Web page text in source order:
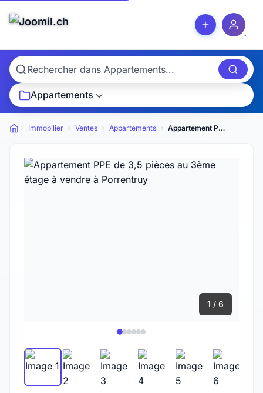
Appartements
Petites annonces
Immobilier Ventes Appartements Appartement PPE de 3,5 pièces au 3ème étage à vendre à Porrentruy
1 / 6